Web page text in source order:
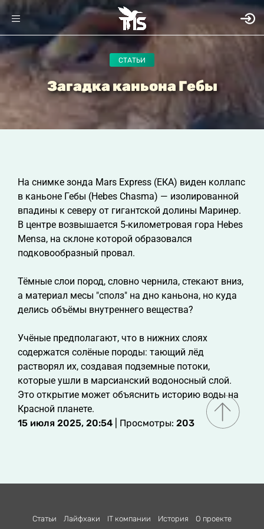
СТАТЬИ
Загадка каньона Гебы
На снимке зонда Mars Express (ЕКА) виден коллапс
в каньоне Гебы (Hebes Chasma) — изолированной
впадины к северу от гигантской долины Маринер.
В центре возвышается 5-километровая гора Hebes
Mensa, на склоне которой образовался
подковообразный провал.
Тёмные слои пород, словно чернила, стекают вниз,
а материал месы "сполз" на дно каньона, но куда
делись объёмы внутреннего вещества?
Учёные предполагают, что в нижних слоях
содержатся солёные породы: тающий лёд
растворял их, создавая подземные потоки,
которые ушли в марсианский водоносный слой.
Это открытие может объяснить историю воды на
Красной планете.
15 июля 2025, 20:54 | Просмотры: 203
Статьи Лайфхаки IT компании История О проекте